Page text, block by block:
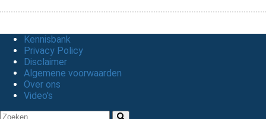
Kennisbank
Privacy Policy
Disclaimer
Algemene voorwaarden
Over ons
Video's